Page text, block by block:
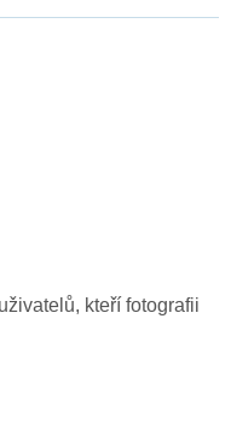
kteří fotografii